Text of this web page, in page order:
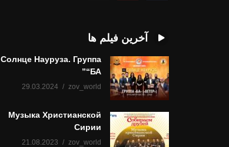
آخرین فیلم ها
Солнце Науруза. Группа
“БА”
zov_world
29.03.2024
Музыка Христианской
Сирии
zov_world
21.08.2023